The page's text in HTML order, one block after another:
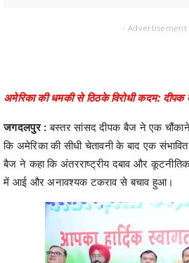
- Advertisement
अमेरिका की धमकी से ठिठके विरोधी कदम:
जगदलपुर :बस्तर सांसद दीपक बैज ने एक चौंकाने
कि अमेरिका की सीधी चेतावनी के बाद एक संभावित
बैज ने कहा कि अंतरराष्ट्रीय दबाव और
में आई और अनावश्यक टकराव से बचाव हुआ।